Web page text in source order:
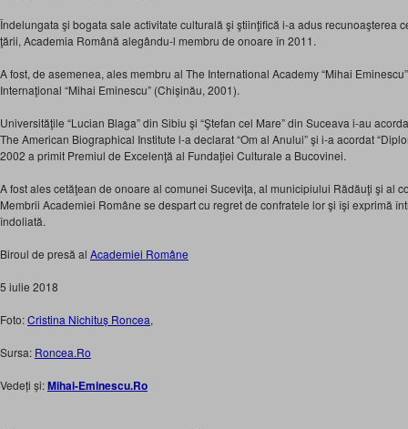
Îndelungata şi bogata sale activitate culturală şi ştiinţifică i-a adus recunoaşterea
ţării, Academia Română alegându-l membru de onoare în 2011.
A fost, de asemenea, ales membru al The International Academy “Mihai
Internaţional “Mihai Eminescu” (Chişinău, 2001).
Universităţile “Lucian Blaga” din Sibiu şi “Ştefan cel Mare” din Suceava i-au
The American Biographical Institute l-a declarat “Om al Anului” şi i-a acordat
2002 a primit Premiul de Excelenţă al Fundaţiei Culturale a Bucovinei.
A fost ales cetăţean de onoare al comunei Suceviţa, al municipiului Rădăuţi şi al
Membrii Academiei Române se despart cu regret de confratele lor şi îşi exprimă
îndoliată.
Biroul de presă al Academiei Române
5 iulie 2018
Foto:Cristina Nichituș Roncea,
Sursa: Roncea.Ro
Vedeți și:Mihai-Eminescu.Ro